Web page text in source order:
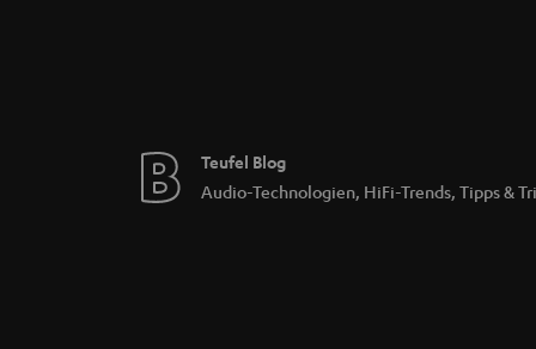
Teufel Blog
Audio-Technologien, HiFi-Trends, Tipps &